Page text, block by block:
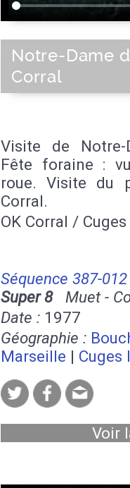
Notre-Dame
Corral
Visite de
Fête foraine :
roue. Visite du
Corral.
OK Corral /
Séquence 387-012
Super 8Muet -
Date : 1977
Géographie :
Marseille | Cuges
Voir